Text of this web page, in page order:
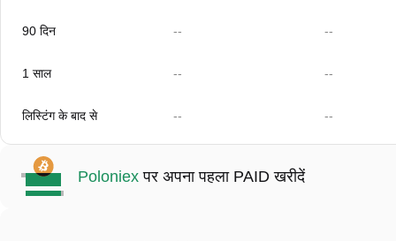
90 दिन -- --
1 साल -- --
लिस्टिंग के बाद से -- --
Poloniex पर अपना पहला PAID खरीदें